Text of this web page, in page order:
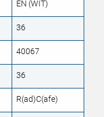
EN (WIT)
36
40067
36
R(ad)C(afe)